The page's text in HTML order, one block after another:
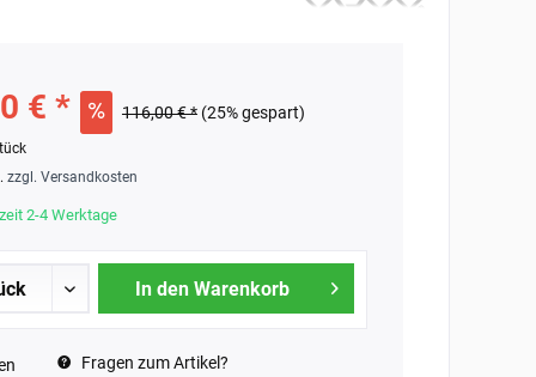
€ * 116,00 € * (25% gespart)
zzgl. Versandkosten
2-4 Werktage
In den Warenkorb
Fragen zum Artikel?